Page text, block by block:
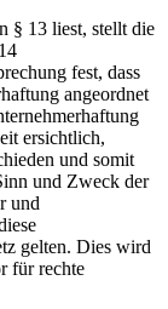
§ 13 liest, stellt die
fest, dass
angeordnet
ersichtlich,
und somit
und Zweck der
und
gelten. Dies wird
für rechte